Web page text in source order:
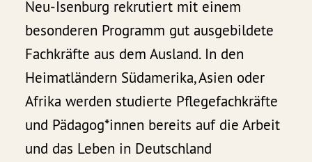
Neu-Isenburg rekrutiert mit einem
besonderen Programm gut ausgebildete
Fachkräfte aus dem Ausland. In den
Heimatländern Südamerika, Asien oder
Afrika werden studierte Pflegefachkräfte
und Pädagog*innen bereits auf die Arbeit
und das Leben in Deutschland